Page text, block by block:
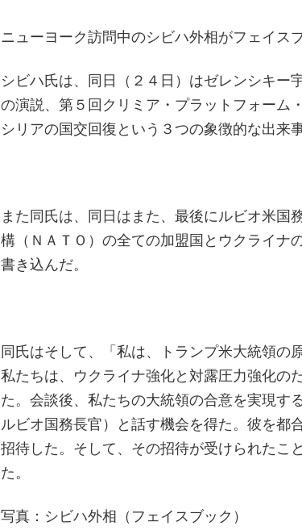
ニューヨーク訪問中のシビハ外相がフェイス
シビハ氏は、同日（２４日）はゼレンシキー
の演説、第５回クリミア・プラットフォーム
シリアの国交回復という３つの象徴的な出来
また同氏は、同日はまた、最後にルビオ米国
構（ＮＡＴＯ）の全ての加盟国とウクライナ
書き込んだ。
同氏はそして、「私は、トランプ米大統領の
私たちは、ウクライナ強化と対露圧力強化の
た。会談後、私たちの大統領の合意を実現す
ルビオ国務長官）と話す機会を得た。彼を都
招待した。そして、その招待が受けられたこ
た。
写真：シビハ外相（フェイスブック）